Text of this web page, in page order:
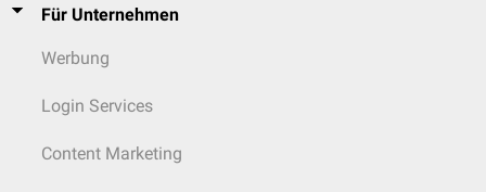
Für Unternehmen
Werbung
Login Services
Content Marketing